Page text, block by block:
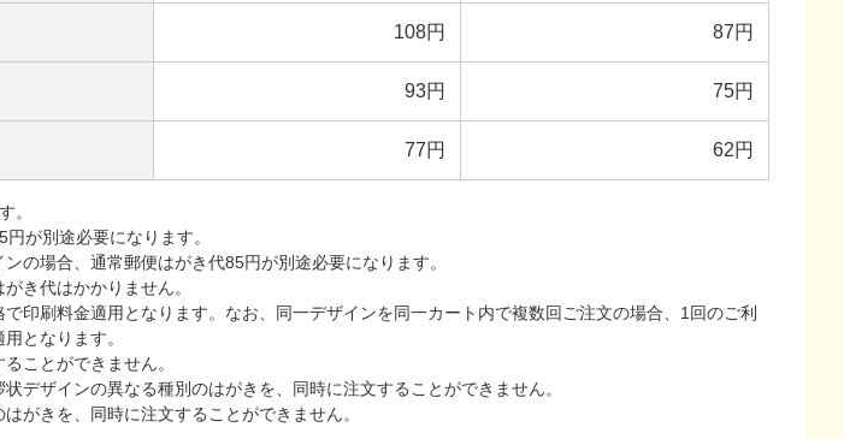
108円 87円
93円 75円
77円 62円
。
が別途必要になります。
の場合、通常郵便はがき代85円が別途必要になります。
き代はかかりません。
印刷料金適用となります。なお、同一デザインを同一カート内で複数回ご注文の場合、1回のご利
となります。
ことができません。
デザインの異なる種別のはがきを、同時に注文することができません。
がきを、同時に注文することができません。